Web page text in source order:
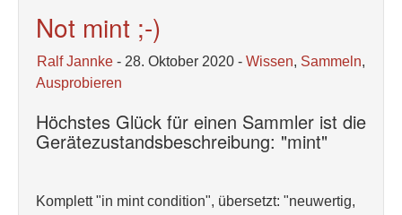
Not mint ;-)
Ralf Jannke - 28. Oktober 2020 - Wissen, Sammeln,
Ausprobieren
Höchstes Glück für einen Sammler ist die
Gerätezustandsbeschreibung: "mint"
Komplett "in mint condition", übersetzt: "neuwertig,